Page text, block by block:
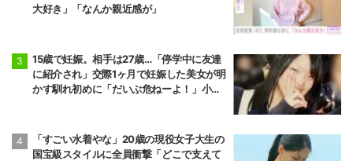
大好き」「なんか親近感が」
15歳で妊娠。相手は27歳…「停学中に友達
に紹介され」交際1ヶ月で妊娠した美女が明
かす馴れ初めに「だいぶ危ねーよ！」小森
「すごい水着やな」20歳の現役女子大生の
国宝級スタイルに全員衝撃「どこで支えて